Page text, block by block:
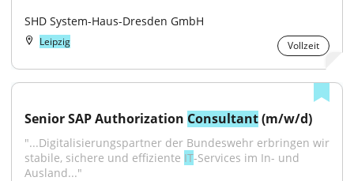
SHD System-Haus-Dresden GmbH
Leipzig Vollzeit
Senior SAP Authorization Consultant (m/w/d)
"...Digitalisierungspartner der Bundeswehr erbringen wir
stabile, sichere und effiziente IT-Services im In- und
Ausland..."